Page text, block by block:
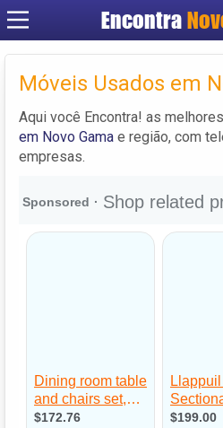
Encontra
Criar
Móveis Usados em
Aqui você Encontra! as
em Novo Gama e região, com
empresas.